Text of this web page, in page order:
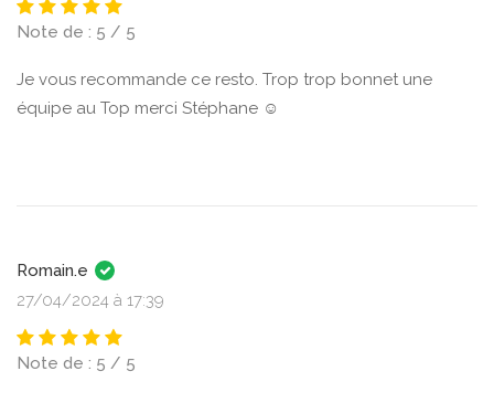
Note de : 5 / 5
Je vous recommande ce resto. Trop trop bonnet une
équipe au Top merci Stéphane ☺️
Romain.e
27/04/2024 à 17:39
Note de : 5 / 5